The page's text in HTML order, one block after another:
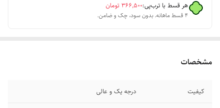
هر قسط با ترب‌پی:۳۶۶٬۵۰۰ تومان
۴ قسط ماهانه. بدون سود، چک و ضامن.
مشخصات
کیفیت درجه یک و عالی